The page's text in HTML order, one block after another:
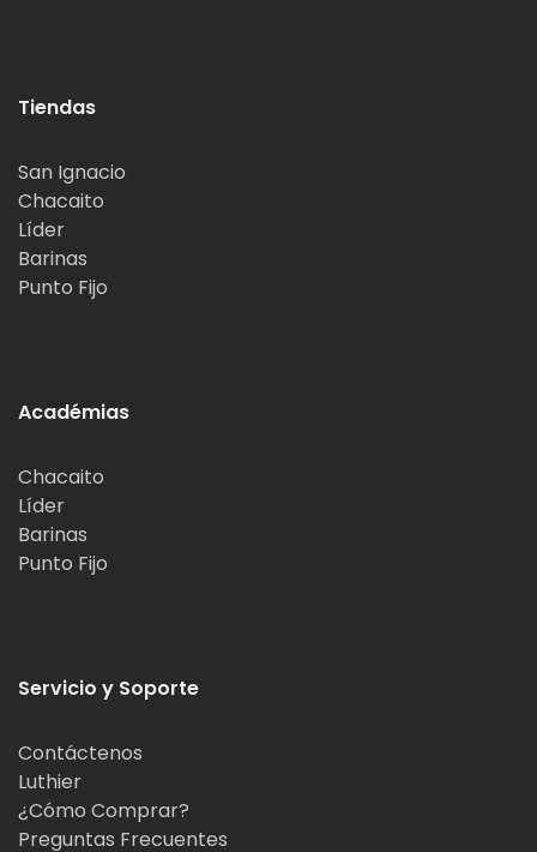
Tiendas
San Ignacio
Chacaito
Líder
Barinas
Punto Fijo
Académias
Chacaito
Líder
Barinas
Punto Fijo
Servicio y Soporte
Contáctenos
Luthier
¿Cómo Comprar?
Preguntas Frecuentes